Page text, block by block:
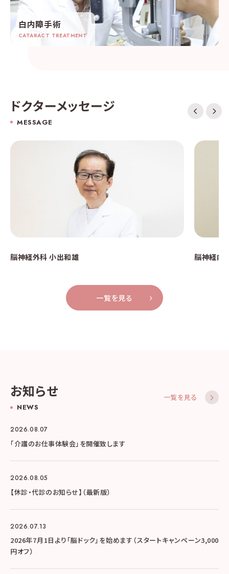
白内障手術
CATARACT TREATMENT
ドクターメッセージ
MESSAGE
脳神経外科 小出和雄 脳神経内
一覧を見る
お知らせ
NEWS
2026.08.07
「介護のお仕事体験会」を開催致します
2026.08.05
【休診・代診のお知らせ】（最新版）
2026.07.13
2026年7月1日より「脳ドック」を始めます（スタートキャンペーン3,000
円オフ）
一覧を見る